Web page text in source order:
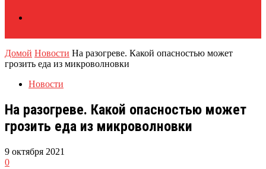
Домой Новости На разогреве. Какой опасностью может
грозить еда из микроволновки
Новости
На разогреве. Какой опасностью может
грозить еда из микроволновки
9 октября 2021
0